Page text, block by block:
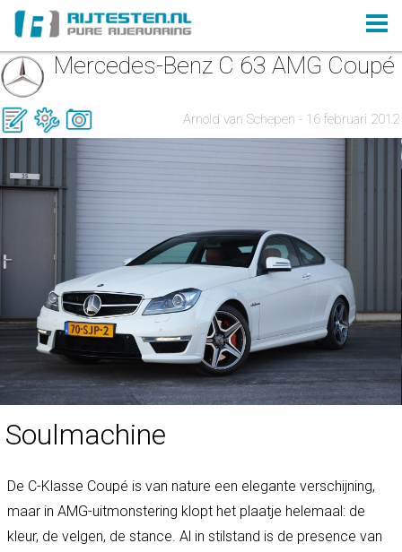
Mercedes-Benz C 63 AMG Coupé
Arnold van Schepen - 16 februari 2012
Soulmachine
De C-Klasse Coupé is van nature een elegante verschijning,
maar in AMG-uitmonstering klopt het plaatje helemaal: de
kleur, de velgen, de stance. Al in stilstand is de presence van